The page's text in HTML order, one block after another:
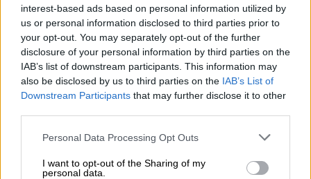
interest-based ads based on personal information utilized by
us or personal information disclosed to third parties prior to
your opt-out. You may separately opt-out of the further
disclosure of your personal information by third parties on the
IAB’s list of downstream participants. This information may
also be disclosed by us to third parties on the IAB’s List of
Downstream Participants that may further disclose it to other
Please note that this website/app uses one or more Google
not limited to your visit or usage behaviour. You may click to
Personal Data Processing Opt Outs
I want to opt-out of the Sharing of my
personal data.
Η διοργανώτρια αρχή τιμώρησε τον
ιδιοκτήτη της ΚΑΕ Παναθηναϊκός, Δημήτρη
Γιαννακόπουλο με απαγόρευση εισόδου για
πέντε αγώνες και πρόστιμο 10 χιλιάδων
ευρώ, για «απειλητικές πράξεις» προς τους
διαιτητές της αναμέτρησης μεταξύ
7 χιλιάδων ευρώ για υβριστικά συνθήματα